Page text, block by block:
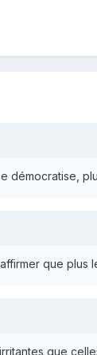
démocratise,
que
que